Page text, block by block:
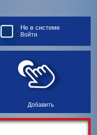
Добавить
Не в системе
Войти